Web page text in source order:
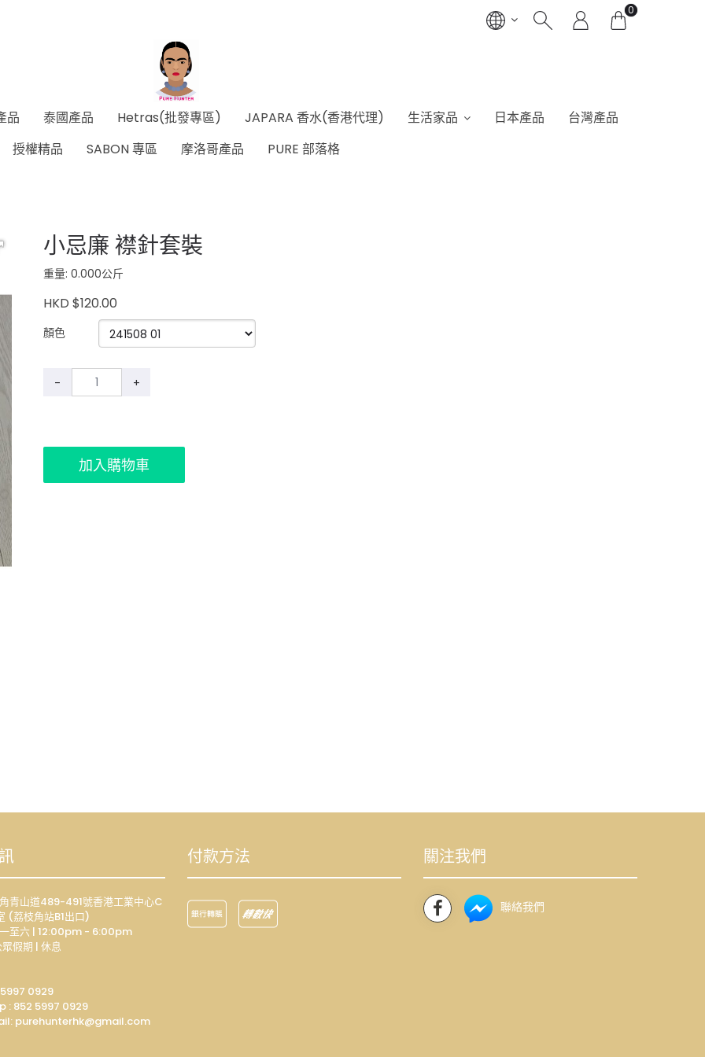
0
品 泰國產品 Hetras(批發專區) JAPARA 香水(香港代理) 生活家品 日本產品
台灣產品
授權精品
SABON 專區 摩洛哥產品 PURE 部落格
小忌廉 襟針套裝
重量: 0.000公斤
HKD $120.00
顏色
- +
加入購物車
青山道489-491號香港工業中心C
(荔枝角站B1出口)
至六 | 12:00pm - 6:00pm
假期 | 休息
0929
: 852 5997 0929
purehunterhk@gmail.com
付款方法 關注我們
聯絡我們